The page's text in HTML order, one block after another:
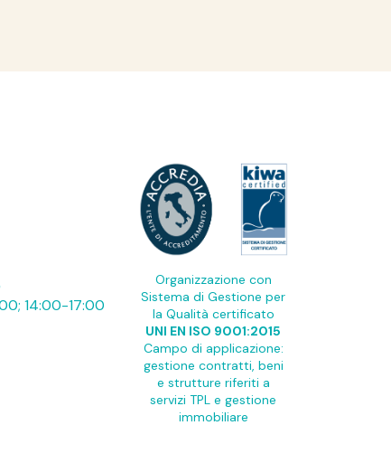
14:00-17:00
Organizzazione con
Sistema di Gestione per
la Qualità certificato
UNI EN ISO 9001:2015
Campo di applicazione:
gestione contratti, beni
e strutture riferiti a
servizi TPL e gestione
immobiliare